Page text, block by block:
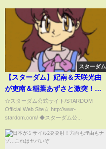
スターダム
【スターダム】妃南＆天咲光由
が吏南＆稲葉あずさと激突！試
合ハイライト！-6.21NEW
BLOOD13-【STARDOM】
☆スターダム公式サイト/STARDOM
Official Web Site☆ http://wwr-
stardom.com/ ◆スターダム公...